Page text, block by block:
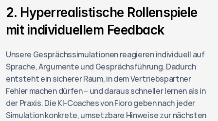
2. Hyperrealistische Rollenspiele
mit individuellem Feedback
Unsere Gesprächssimulationen reagieren individuell auf
Sprache, Argumente und Gesprächsführung. Dadurch
entsteht ein sicherer Raum, in dem Vertriebspartner
Fehler machen dürfen – und daraus schneller lernen als in
der Praxis. Die KI-Coaches von Fioro geben nach jeder
Simulation konkrete, umsetzbare Hinweise zur nächsten